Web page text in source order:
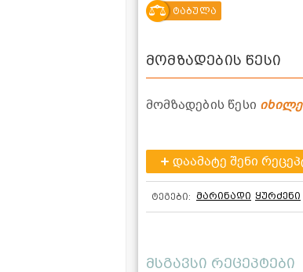
ტაბულა
მომზადების წესი
მომზადების წესი
დაამატე შენი
ტეგები: მარინადი ყურძენი
მსგავსი რეცეპტები